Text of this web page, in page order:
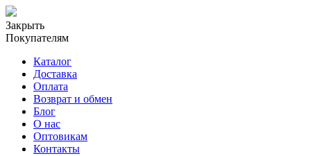
Закрыть
Покупателям
Каталог
Доставка
Оплата
Возврат и обмен
Блог
О нас
Оптовикам
Контакты